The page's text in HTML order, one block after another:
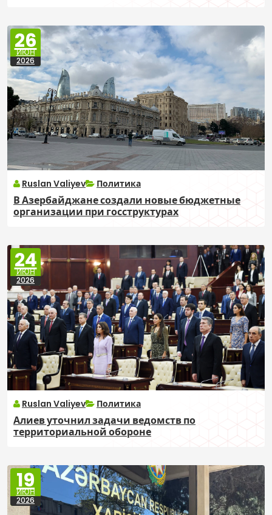
26
ИЮН
2026
Ruslan Valiyev Политика
В Азербайджане создали новые бюджетные
организации при госструктурах
24
ИЮН
2026
Ruslan Valiyev Политика
Алиев уточнил задачи ведомств по
территориальной обороне
19
ИЮН
2026